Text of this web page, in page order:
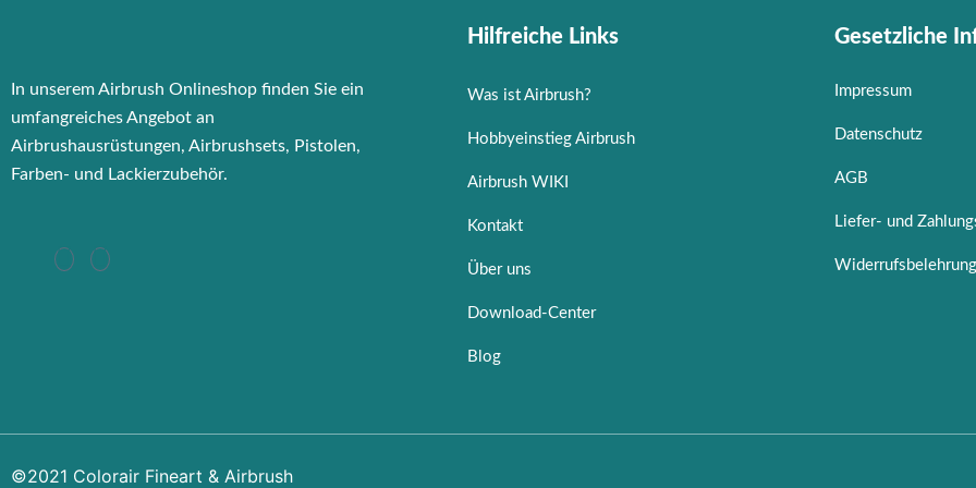
In unserem Airbrush Onlineshop finden Sie ein
umfangreiches Angebot an
Airbrushausrüstungen, Airbrushsets, Pistolen,
Farben- und Lackierzubehör.
Hilfreiche Links
Was ist Airbrush?
Hobbyeinstieg Airbrush
Airbrush WIKI
Kontakt
Über uns
Download-Center
Blog
Gesetzliche
Impressum
Datenschutz
AGB
Liefer- und
Widerrufsbelehrung
©2021 Colorair Fineart & Airbrush